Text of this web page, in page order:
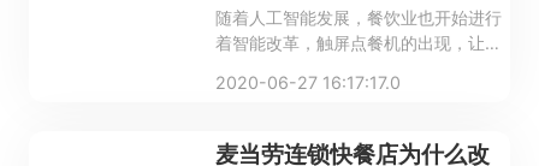
随着人工智能发展，餐饮业也开始进行
着智能改革，触屏点餐机的出现，让无
2020-06-27 16:17:17.0
麦当劳连锁快餐店为什么改